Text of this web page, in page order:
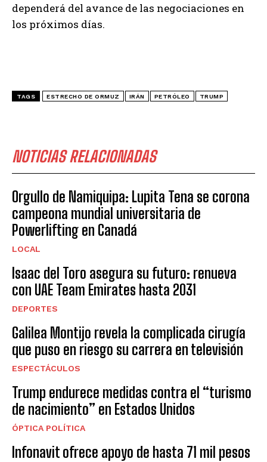
dependerá del avance de las negociaciones en
los próximos días.
TAGS ESTRECHO DE ORMUZ IRÁN PETRÓLEO TRUMP
NOTICIAS RELACIONADAS
Orgullo de Namiquipa: Lupita Tena se corona
campeona mundial universitaria de
Powerlifting en Canadá
LOCAL
Isaac del Toro asegura su futuro: renueva
con UAE Team Emirates hasta 2031
DEPORTES
Galilea Montijo revela la complicada cirugía
que puso en riesgo su carrera en televisión
ESPECTÁCULOS
Trump endurece medidas contra el “turismo
de nacimiento” en Estados Unidos
ÓPTICA POLÍTICA
Infonavit ofrece apoyo de hasta 71 mil pesos